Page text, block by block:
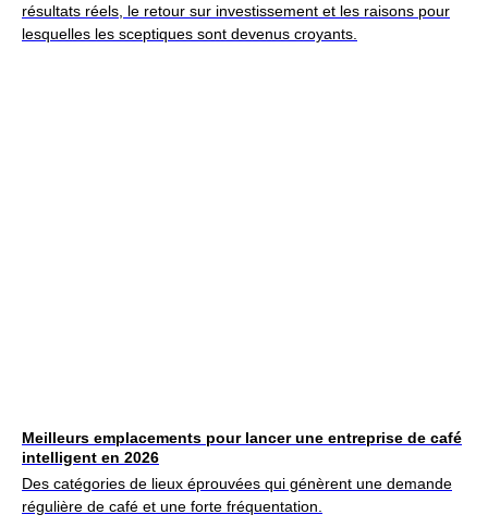
résultats réels, le retour sur investissement et les raisons pour
lesquelles les sceptiques sont devenus croyants.
Meilleurs emplacements pour lancer une entreprise de café
intelligent en 2026
Des catégories de lieux éprouvées qui génèrent une demande
régulière de café et une forte fréquentation.